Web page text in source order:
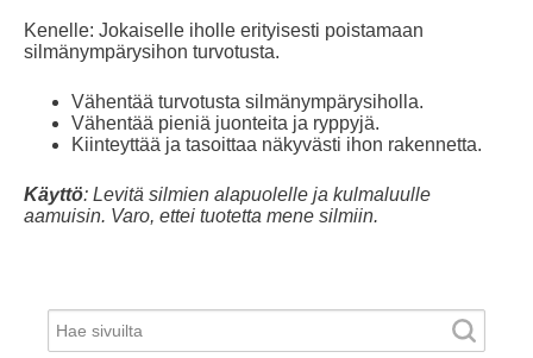
Kenelle: Jokaiselle iholle erityisesti poistamaan
silmänympärysihon turvotusta.
Vähentää turvotusta silmänympärysiholla.
Vähentää pieniä juonteita ja ryppyjä.
Kiinteyttää ja tasoittaa näkyvästi ihon rakennetta.
Käyttö: Levitä silmien alapuolelle ja kulmaluulle
aamuisin. Varo, ettei tuotetta mene silmiin.